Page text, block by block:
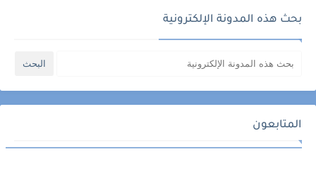
بحث هذه المدونة الإلكترونية
المتابعون